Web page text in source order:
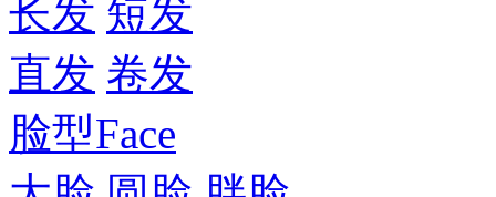
长发 短发
直发 卷发
脸型Face